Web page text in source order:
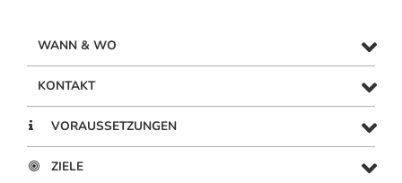
WANN & WO
KONTAKT
VORAUSSETZUNGEN
ZIELE